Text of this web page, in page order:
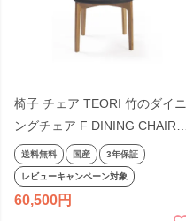
椅子 チェア TEORI 竹のダイニ
ングチェア F DINING CHAIR
シンプル 天然木 木目 木製 ナチ
ュラル テオリ 国産 日本製
送料無料 国産 3年保証
レビューキャンペーン対象
60,500